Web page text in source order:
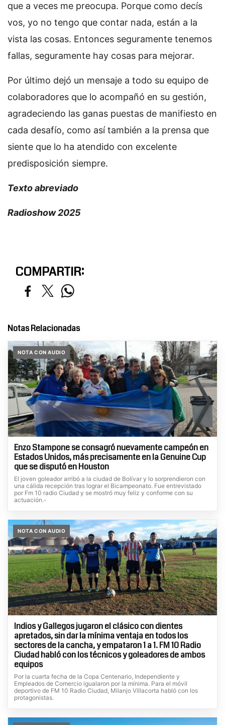
que a veces me preocupa. Porque como decís
vos, yo no tengo que contar nada, están a la
vista las cosas. Entonces seguramente tenemos
fallas, seguramente hay cosas para mejorar.
Por último dejó un mensaje a todo su equipo de
colaboradores que lo acompañó en su gestión,
agradeciendo las ganas puestas de manifiesto en
cada desafío, como así también a la prensa que
siente que lo ha atendido con excelente
predisposición siempre.
Texto abreviado
Radioshow 2025
COMPARTIR:
Notas Relacionadas
NOTA CON AUDIO
Enzo Stampone se consagró nuevamente campeón en
Estados Unidos, más precisamente en la Genuine Cup
que se disputó en Houston
El joven goleador arribó a la ciudad de Bolívar y lo sorprendieron con
una cálida recepción tras lograr el Bicampeonato. Fue entrevistado
por Fm 10 radio Ciudad y se mostró muy feliz y conforme con su
actuación.-
NOTA CON AUDIO
Indios y Gallegos jugaron el clásico con dientes
apretados, sin dar la mínima ventaja en todos los
sectores de la cancha, y empataron 1 a 1. FM 10 Radio
Ciudad habló con los técnicos y goleadores de ambos
equipos
Por la cuarta fecha de la Copa Centenario, Independiente y
Empleados de Comercio igualaron por la mínima. Para el móvil
deportivo de FM 10 Radio Ciudad, Milanjo Villacorta habló con los
protagonistas.